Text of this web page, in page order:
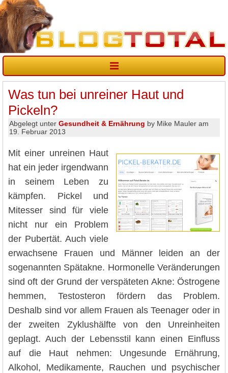
Was tun bei unreiner Haut und
Pickeln?
Abgelegt unter Gesundheit & Ernährung by Mike Mauler am
19. Februar 2013
Mit einer unreinen Haut
hat ein jeder irgendwann
in seinem Leben zu
kämpfen. Pickel und
Mitesser sind für viele
nicht nur ein Problem
der Pubertät. Auch viele
erwachsene Frauen und Männer leiden an der
sogenannten Spätakne. Hormonelle Veränderungen
sind oft der Grund der verspäteten Akne: Östrogene
hemmen, Testosteron fördern das Problem.
Deshalb sind vor allem Frauen als Teenager oder in
der zweiten Zyklushälfte von den Unreinheiten
geplagt. Auch der Lebensstil kann einen Einfluss
auf die Haut nehmen: Ungesunde Ernährung,
Alkohol, Medikamente, Rauchen und psychischer